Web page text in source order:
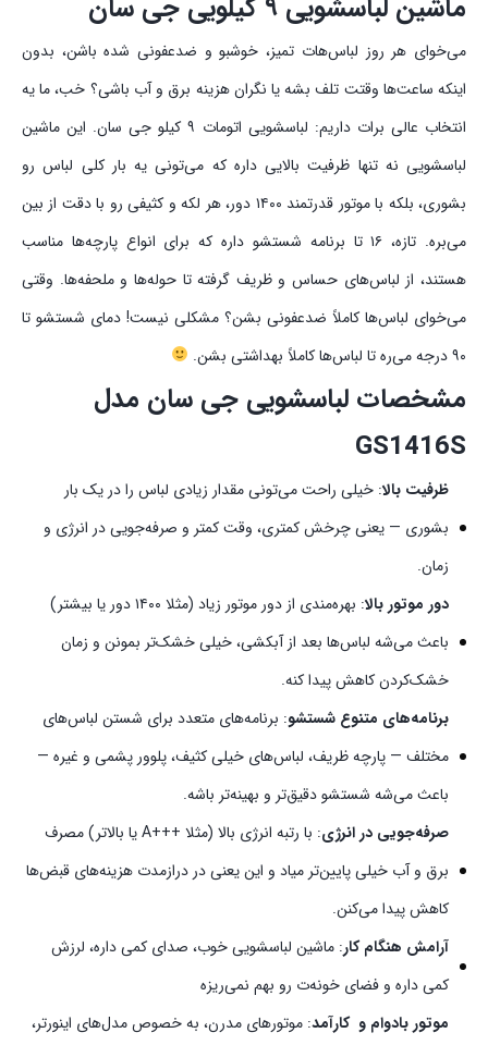
ماشین لباسشویی ۹ کیلویی جی سان
می‌خوای هر روز لباس‌هات تمیز، خوشبو و ضدعفونی شده باشن، بدون
اینکه ساعت‌ها وقتت تلف بشه یا نگران هزینه‌ برق و آب باشی؟ خب، ما یه
انتخاب عالی برات داریم: لباسشویی اتومات ۹ کیلو جی سان. این ماشین
لباسشویی نه تنها ظرفیت بالایی داره که می‌تونی یه بار کلی لباس رو
بشوری، بلکه با موتور قدرتمند ۱۴۰۰ دور، هر لکه و کثیفی رو با دقت از بین
می‌بره. تازه، ۱۶ تا برنامه شستشو داره که برای انواع پارچه‌ها مناسب
هستند، از لباس‌های حساس و ظریف گرفته تا حوله‌ها و ملحفه‌ها. وقتی
می‌خوای لباس‌ها کاملاً ضدعفونی بشن؟ مشکلی نیست! دمای شستشو تا
۹۰ درجه می‌ره تا لباس‌ها کاملاً بهداشتی بشن.
مشخصات لباسشویی جی سان مدل
GS1416S
ظرفیت بالا: خیلی راحت می‌تونی مقدار زیادی لباس را در یک بار
بشوری — یعنی چرخش کمتری، وقت کمتر و صرفه‌جویی در انرژی و
زمان.
دور موتور بالا
: بهره‌مندی از دور موتور زیاد (مثلا ۱۴۰۰ دور یا بیشتر)
باعث می‌شه لباس‌ها بعد از آبکشی، خیلی خشک‌تر بمونن و زمان
خشک‌کردن کاهش پیدا کنه.
برنامه‌های متنوع شستشو: برنامه‌های متعدد برای شستن لباس‌های
مختلف — پارچه ظریف، لباس‌های خیلی کثیف، پلوور پشمی و غیره —
باعث می‌شه شستشو دقیق‌تر و بهینه‌تر باشه.
صرفه‌جویی در انرژی
: با رتبه انرژی بالا (مثلا +++A یا بالاتر) مصرف
برق و آب خیلی پایین‌تر میاد و این یعنی در درازمدت هزینه‌های قبض‌ها
کاهش پیدا می‌کنن.
آرامش هنگام کار: ماشین لباسشویی خوب، صدای کمی داره، لرزش
کمی داره و فضای خونه‌ت رو بهم نمی‌ریزه
موتور بادوام و کارآمد: موتورهای مدرن، به خصوص مدل‌های اینورتر،